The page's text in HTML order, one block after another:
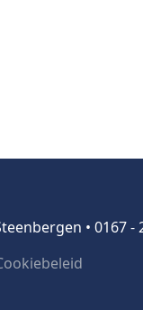
• 0167 -